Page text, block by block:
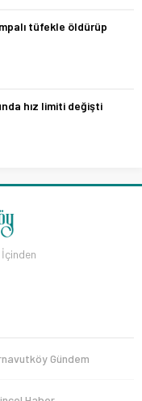
tüfekle öldürüp
hız limiti değişti
Gündem